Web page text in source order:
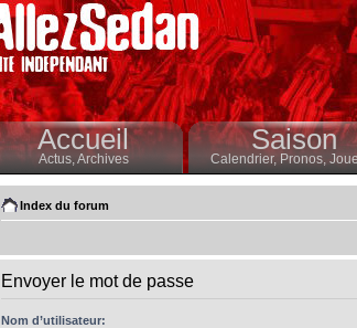
Accueil
Actus,Archives
Saison
Calendrier,Pronos,
Index du forum
Envoyer le mot de passe
Nom d’utilisateur: